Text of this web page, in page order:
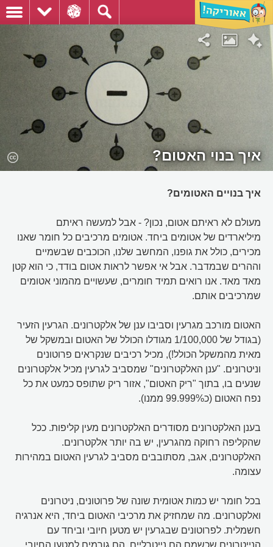
איך בנוי האטום?
איך בנויים האטומים?
מעולם לא ראיתם אטום, נכון? - אבל למעשה ראיתם
מיליארדים של אטומים ביחד. אטומים מרכיבים כל חומר שאנו
מכירים, כולל את גופנו, המחשב שלנו, הכוכבים שבשמיים
וההרים שבמדבר. אבל אי אפשר לראות אטום בודד, כי הוא קטן
מאד מאד. אנו רואים תמיד חומרים, שעשויים מהמוני אטומים
שמרכיבים אותם.
האטום מורכב מגרעין וסביבו ענן של אלקטרונים. הגרעין הזעיר
(בגודל של 1/100,000 מגודלו הכולל של האטום ובמשקל של
מאית מהמשקל הכולל!), מכיל רכיבים שנקראים פרוטונים
וניטרונים. "ענן האלקטרונים" שמסביב לגרעין מכיל אלקטרונים
שנעים בו, בתוך "ריק האטום", אזור ריק שתופס כמעט את כל
נפח האטום (כ99.999% ממנו).
בענן האלקטרונים מסודרים האלקטרונים מעין קליפות. ככל
שהקליפה רחוקה מהגרעין, יש בה יותר אלקטרונים.
האלקטרונים, אגב, מסתובבים מסביב לגרעין האטום במהירות
עצומה.
בכל חומר יש כמות אטומית שונה של פרוטונים, ניטרונים
ואלקטרונים. מה שמחזיק את מרכיבי האטום ביחד, היא אנרגיה
חשמלית. לפרוטונים שבגרעין יש מטען חיובי וביחד עם
הנייטרונים שכשמם הם נייטרליים, הם גורמים למטען החיובי